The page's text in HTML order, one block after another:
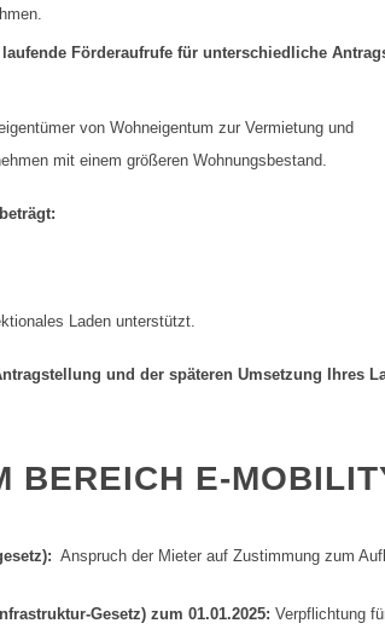
Förderaufrufe für unterschiedliche
von Wohneigentum zur Vermietung und
mit einem größeren Wohnungsbestand.
Laden unterstützt.
und der späteren Umsetzung Ihres
BEREICH E-
Anspruch der Mieter auf Zustimmung zum
Gesetz) zum 01.01.2025: Verpflichtung